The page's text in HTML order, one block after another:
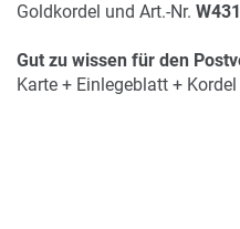
Goldkordel und Art.-Nr.
Gut zu wissen für den
Karte + Einlegeblatt +